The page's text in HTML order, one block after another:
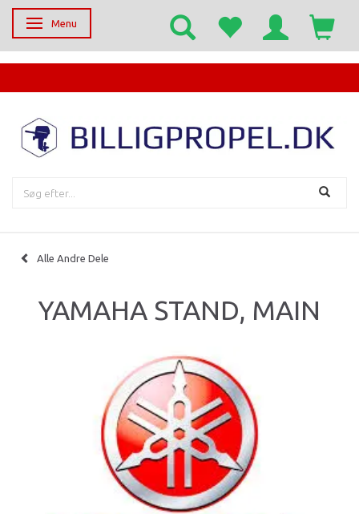
Skifte navigation
Menu
Alle Andre Dele
YAMAHA STAND, MAIN